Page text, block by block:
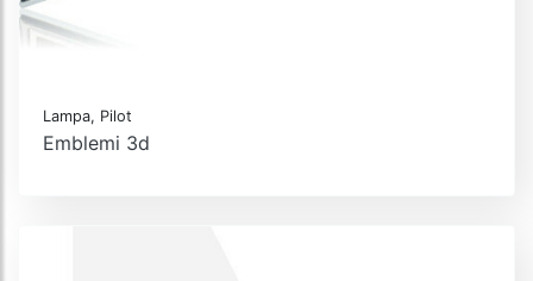
Lampa, Pilot
Emblemi 3d